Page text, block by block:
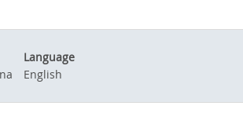
Language
English